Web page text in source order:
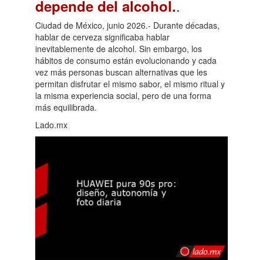
depende del alcohol..
Ciudad de México, junio 2026.- Durante décadas,
hablar de cerveza significaba hablar
inevitablemente de alcohol. Sin embargo, los
hábitos de consumo están evolucionando y cada
vez más personas buscan alternativas que les
permitan disfrutar el mismo sabor, el mismo ritual y
la misma experiencia social, pero de una forma
más equilibrada.
Lado.mx